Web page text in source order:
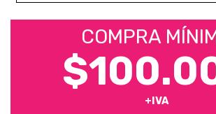
COMPRA
+IVA